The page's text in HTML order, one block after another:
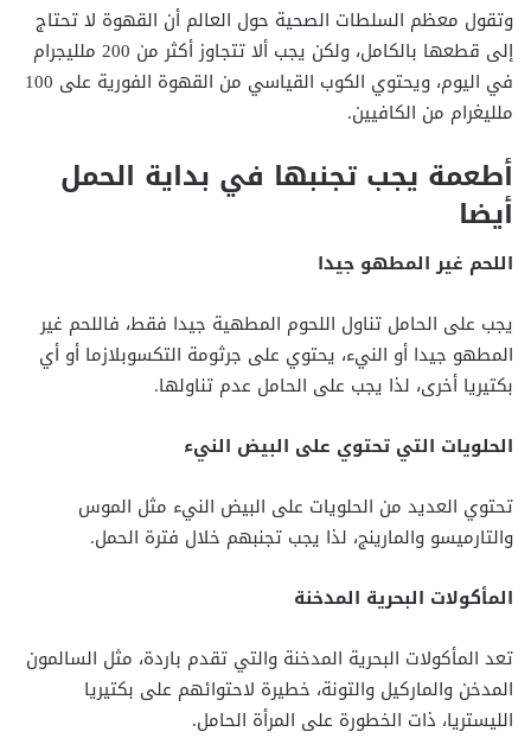
وتقول معظم السلطات الصحية حول العالم أن القهوة لا تحتاج
إلى قطعها بالكامل، ولكن يجب ألا تتجاوز أكثر من 200 ملليجرام
في اليوم، ويحتوي الكوب القياسي من القهوة الفورية على 100
ملليغرام من الكافيين.
أطعمة يجب تجنبها في بداية الحمل
أيضا
اللحم غير المطهو جيدا
يجب على الحامل تناول اللحوم المطهية جيدا فقط، فاللحم غير
المطهو جيدا أو النيء، يحتوي على جرثومة التكسوبلازما أو أي
بكتيريا أخرى، لذا يجب على الحامل عدم تناولها.
الحلويات التي تحتوي على البيض النيء
تحتوي العديد من الحلويات على البيض النيء مثل الموس
والتارميسو والمارينج، لذا يجب تجنبهم خلال فترة الحمل.
المأكولات البحرية المدخنة
تعد المأكولات البحرية المدخنة والتي تقدم باردة، مثل السالمون
المدخن والماركيل والتونة، خطيرة لاحتوائهم على بكتيريا
الليستريا، ذات الخطورة على المرأة الحامل.